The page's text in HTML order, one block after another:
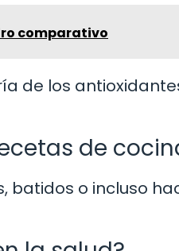
comparativo
de los
de
batidos o incluso